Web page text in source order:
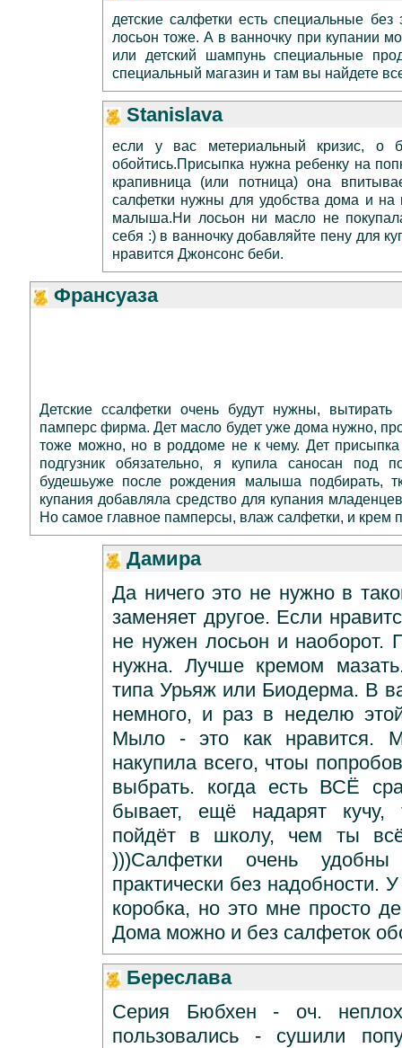
детские салфетки есть специальные
лосьон тоже. А в ванночку при купании
или детский шампунь специальные
специальный магазин и там вы найдете
Stanislava
если у вас метериальный кризис, о
обойтись.Присыпка нужна ребенку на
крапивница (или потница) она
салфетки нужны для удобства дома и на
малыша.Ни лосьон ни масло не
себя :) в ванночку добавляйте пену для
нравится Джонсонс беби.
Франсуаза
Детские ссалфетки очень будут нужны,
памперс фирма. Дет масло будет уже дома нужно,
тоже можно, но в роддоме не к чему. Дет
подгузник обязательно, я купила саносан под
будешьуже после рождения малыша подбирать,
купания добавляла средство для купания
Но самое главное памперсы, влаж салфетки, и крем
Дамира
Да ничего это не нужно в
заменяет другое. Если
не нужен лосьон и наоборот.
нужна. Лучше кремом
типа Урьяж или Биодерма. В
немного, и раз в неделю
Мыло - это как нравится.
накупила всего, чтоы
выбрать. когда есть ВСЁ
бывает, ещё надарят кучу,
пойдёт в школу, чем ты
)))Салфетки очень
практически без надобности.
коробка, но это мне просто
Дома можно и без салфеток
Береслава
Серия Бюбхен - оч.
пользовались - сушили